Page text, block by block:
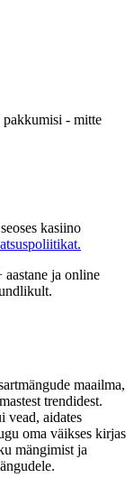
pakkumisi - mitte
kasiino
aastane ja online
maailma,
trendidest.
vead, aidates
oma väikses kirjas
mängimist ja